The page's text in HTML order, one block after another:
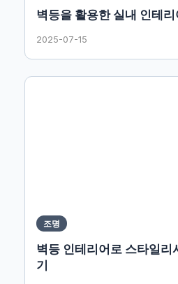
벽등을 활용한 실내 인테리
2025-07-15
조명
벽등 인테리어로 스타일리
기